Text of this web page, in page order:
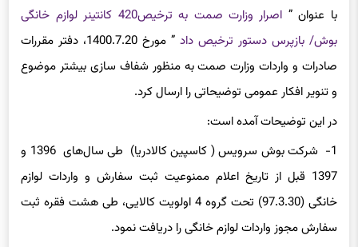
با عنوان ”
اصرار وزارت صمت به ترخیص420 کانتینر لوازم خانگی
بوش/ بازپرس دستور ترخیص داد
” مورخ 1400.7.20، دفتر مقررات
صادرات و واردات وزارت صمت به منظور شفاف سازی بیشتر موضوع
و تنویر افکار عمومی توضیحاتی را ارسال کرد.
در این توضیحات آمده است:
1- شرکت بوش سرویس ( کاسپین کالادریا) طی سال‌های 1396 و
1397 قبل از تاریخ اعلام ممنوعیت ثبت سفارش و واردات لوازم
خانگی (97.3.30) تحت گروه 4 اولویت کالایی، طی هشت فقره ثبت
سفارش مجوز واردات لوازم خانگی را دریافت نمود.